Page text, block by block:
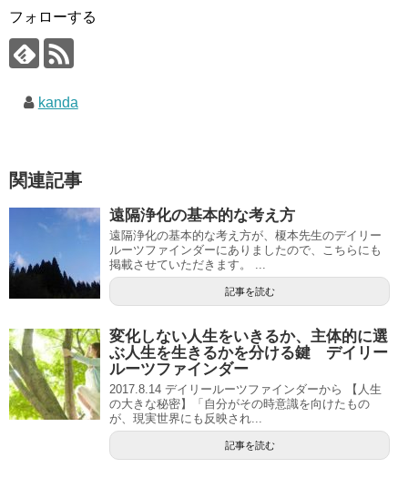
フォローする
kanda
関連記事
遠隔浄化の基本的な考え方
遠隔浄化の基本的な考え方が、榎本先生のデイリー
ルーツファインダーにありましたので、こちらにも
掲載させていただきます。 ...
記事を読む
変化しない人生をいきるか、主体的に選
ぶ人生を生きるかを分ける鍵 デイリー
ルーツファインダー
2017.8.14 デイリールーツファインダーから 【人生
の大きな秘密】「自分がその時意識を向けたもの
が、現実世界にも反映され...
記事を読む